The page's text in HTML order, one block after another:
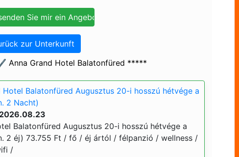
zur Unterkunft
Anna Grand Hotel Balatonfüred *****
Balatonfüred Augusztus 20-i hosszú hétvége a
2 Nacht)
Balatonfüred Augusztus 20-i hosszú hétvége a
2 éj) 73.755 Ft / fő / éj ártól / félpanzió / wellness /
/